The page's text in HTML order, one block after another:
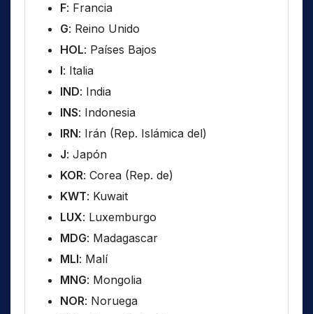
F: Francia
G: Reino Unido
HOL: Países Bajos
I: Italia
IND: India
INS: Indonesia
IRN: Irán (Rep. Islámica del)
J: Japón
KOR: Corea (Rep. de)
KWT: Kuwait
LUX: Luxemburgo
MDG: Madagascar
MLI: Malí
MNG: Mongolia
NOR: Noruega